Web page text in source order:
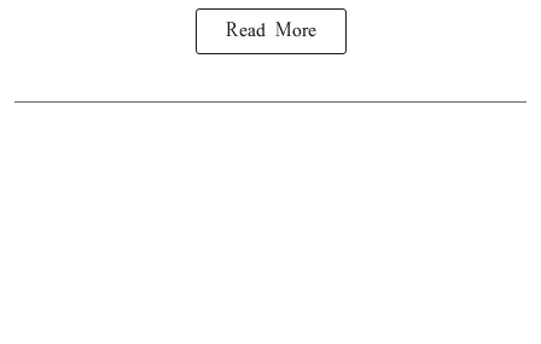
Read More